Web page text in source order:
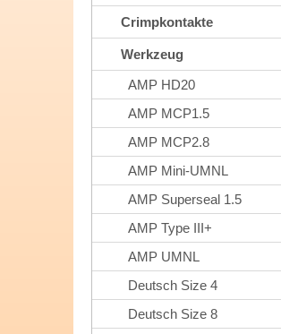
Crimpkontakte
Werkzeug
AMP HD20
AMP MCP1.5
AMP MCP2.8
AMP Mini-UMNL
AMP Superseal 1.5
AMP Type III+
AMP UMNL
Deutsch Size 4
Deutsch Size 8